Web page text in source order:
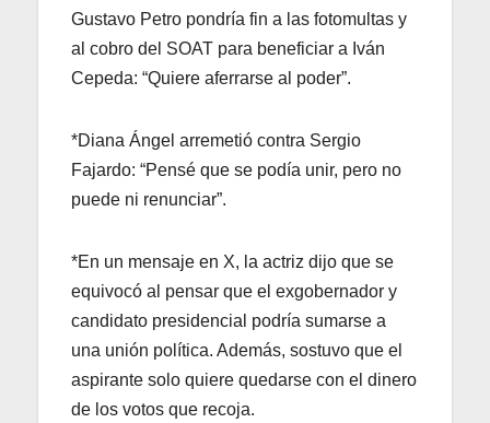
Gustavo Petro pondría fin a las fotomultas y
al cobro del SOAT para beneficiar a Iván
Cepeda: “Quiere aferrarse al poder”.
*Diana Ángel arremetió contra Sergio
Fajardo: “Pensé que se podía unir, pero no
puede ni renunciar”.
*En un mensaje en X, la actriz dijo que se
equivocó al pensar que el exgobernador y
candidato presidencial podría sumarse a
una unión política. Además, sostuvo que el
aspirante solo quiere quedarse con el dinero
de los votos que recoja.